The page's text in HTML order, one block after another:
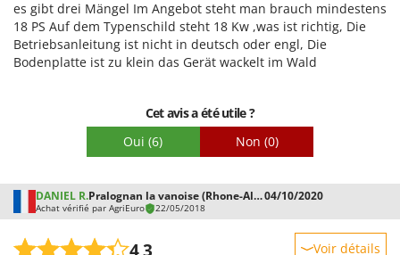
Prestations
Facilité d'utilisation
Qualité / Prix
es gibt drei Mängel Im Angebot steht man brauch mindestens
18 PS Auf dem Typenschild steht 18 Kw ,was ist richtig, Die
Betriebsanleitung ist nicht in deutsch oder engl, Die
Bodenplatte ist zu klein das Gerät wackelt im Wald
Cet avis a été utile ?
Oui (6) Non (0)
DANIEL R. Pralognan la vanoise (Rhone-Alpes)04/10/2020
Achat vérifié par AgriEuro 22/05/2018
4,3 Voir détails